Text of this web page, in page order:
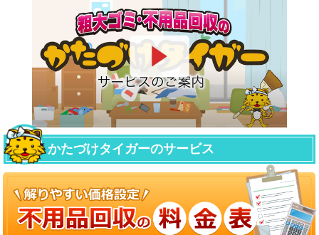
かたづけタイガーのサービス